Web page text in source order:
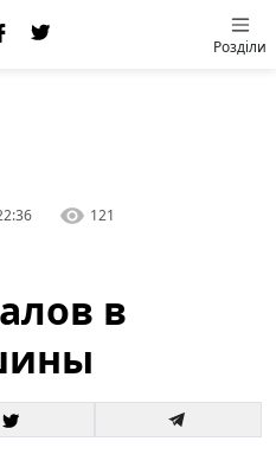
Розділи
121
в